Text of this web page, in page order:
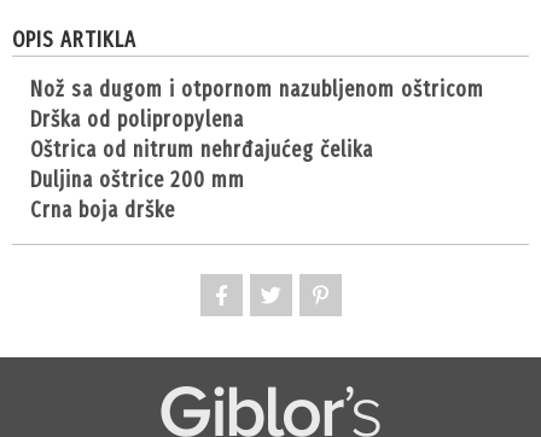
OPIS ARTIKLA
nož sa dugom i otpornom nazubljenom oštricom
drška od polipropylena
oštrica od nitrum nehrđajućeg čelika
duljina oštrice 200 mm
crna boja drške